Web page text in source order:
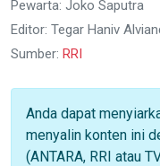
Pewarta: Joko Saputra
Editor: Tegar Haniv
Sumber: RRI
Anda dapat
menyalin konten ini
(ANTARA, RRI atau